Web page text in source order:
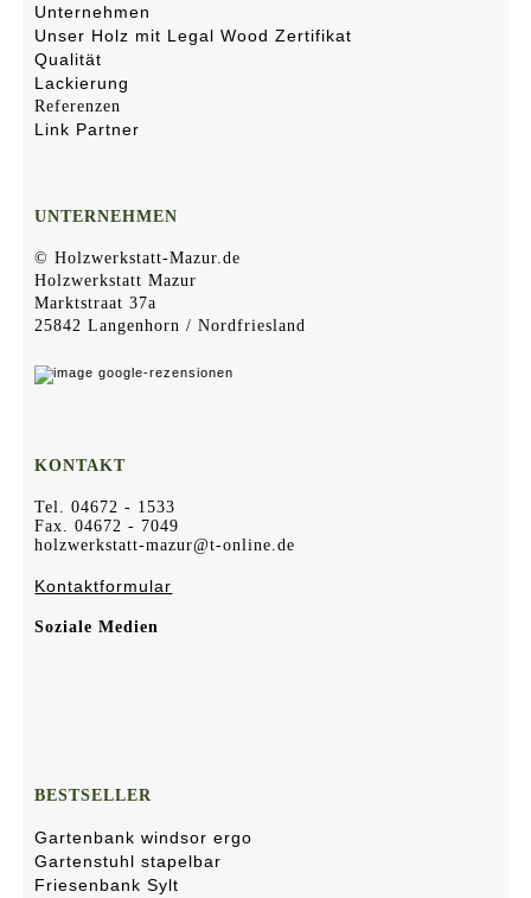
Unternehmen
Unser Holz mit Legal Wood Zertifikat
Qualität
Lackierung
Referenzen
Link Partner
UNTERNEHMEN
© Holzwerkstatt-Mazur.de
Holzwerkstatt Mazur
Marktstraat 37a
25842 Langenhorn / Nordfriesland
KONTAKT
Tel. 04672 - 1533
Fax. 04672 - 7049
holzwerkstatt-mazur@t-online.de
Kontaktformular
Soziale Medien
BESTSELLER
Gartenbank windsor ergo
Gartenstuhl stapelbar
Friesenbank Sylt